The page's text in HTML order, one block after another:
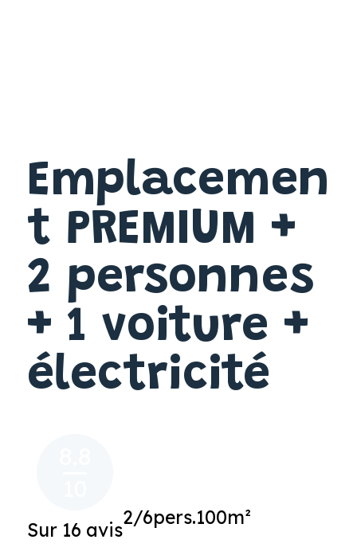
Emplacemen
t PREMIUM +
2 personnes
+ 1 voiture +
électricité
Sur 16 avis
2/6pers.100m²